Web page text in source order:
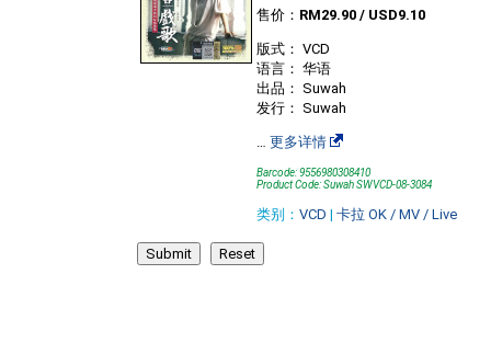
售价： RM29.90 / USD9.10
版式： VCD
语言： 华语
出品： Suwah
发行： Suwah
… 更多详情
Barcode: 9556980308410
Product Code: Suwah SWVCD-08-3084
类别： VCD | 卡拉 OK / MV / Live